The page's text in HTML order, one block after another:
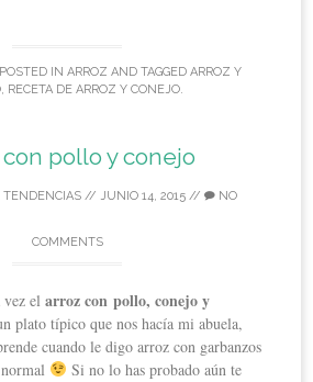
IN ARROZ AND TAGGED ARROZ Y
, RECETA DE ARROZ Y CONEJO.
pollo y conejo
TENDENCIAS// JUNIO 14, 2015// NO
COMMENTS
vez elarroz con pollo, conejo y
plato típico que nos hacía mi abuela,
cuando le digo arroz con garbanzos
Si no lo has probado aún te